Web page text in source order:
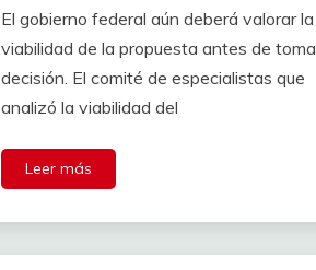
El gobierno federal aún deberá valorar la
viabilidad de la propuesta antes de
decisión. El comité de especialistas que
analizó la viabilidad del
Leer más